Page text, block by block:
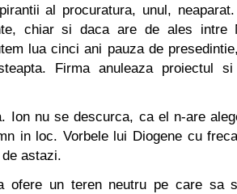
al procuratura, unul,
chiar si daca are de ales intre
lua cinci ani pauza de
Firma anuleaza proiectul
Ion nu se descurca, ca el n-are
in loc. Vorbele lui Diogene cu
astazi.
ofere un teren neutru pe care sa